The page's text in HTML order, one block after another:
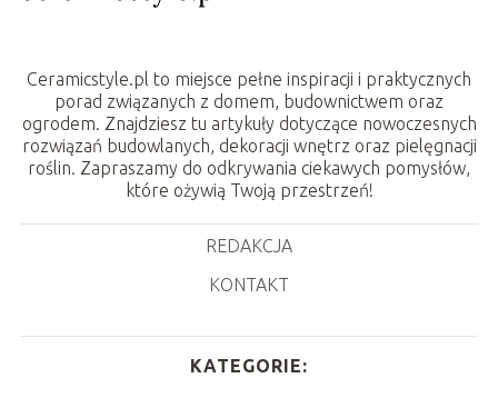
Ceramicstyle.pl to miejsce pełne inspiracji i praktycznych
porad związanych z domem, budownictwem oraz
ogrodem. Znajdziesz tu artykuły dotyczące nowoczesnych
rozwiązań budowlanych, dekoracji wnętrz oraz pielęgnacji
roślin. Zapraszamy do odkrywania ciekawych pomysłów,
które ożywią Twoją przestrzeń!
REDAKCJA
KONTAKT
KATEGORIE: